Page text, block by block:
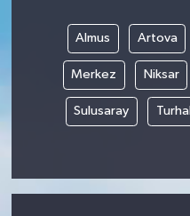
Almus Artova
Merkez Niksar
Sulusaray Turhal